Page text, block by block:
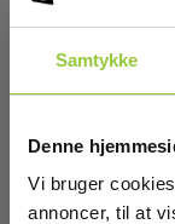
Samtykke
Denne
Vi bruger
annoncer, til at
Læg dem i
farligt afffald,
Du kan ﬁnde